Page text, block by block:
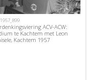
ACV-ACW:
te Kachtem met Leon
Kachtem 1957